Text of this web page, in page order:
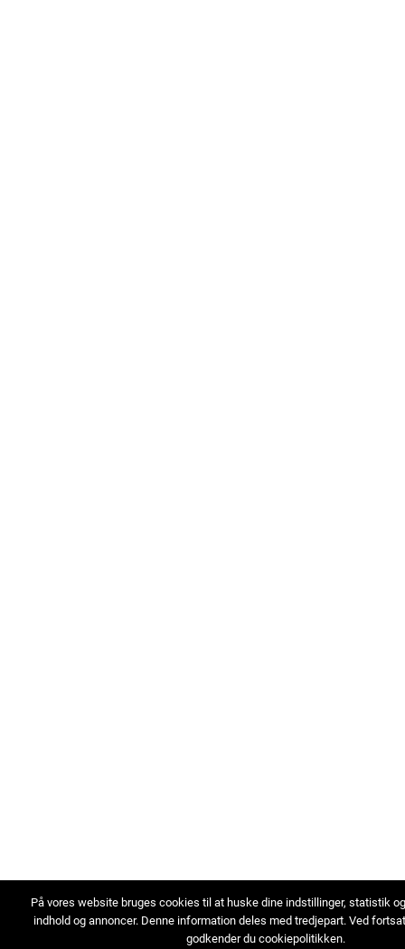
På vores website bruges cookies til at huske dine indstillinger, statistik
indhold og annoncer. Denne information deles med tredjepart. Ved
godkender du cookiepolitikken.